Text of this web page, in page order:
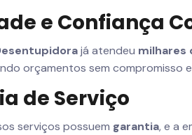
e Confiança
já atendeu milhares
orçamentos sem compromisso
de Serviço
serviços possuem garantia, e a